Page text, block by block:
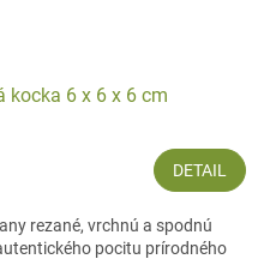
kocka 6 x 6 x 6 cm
DETAIL
rezané, vrchnú a spodnú
pocitu prírodného